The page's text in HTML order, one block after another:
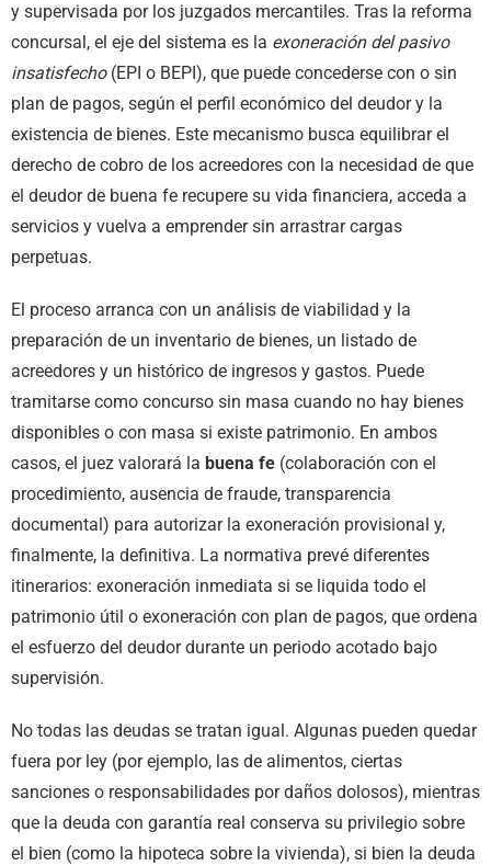
y supervisada por los juzgados mercantiles. Tras la reforma
concursal, el eje del sistema es la exoneración del pasivo
insatisfecho(EPI o BEPI), que puede concederse con o sin
plan de pagos, según el perfil económico del deudor y la
existencia de bienes. Este mecanismo busca equilibrar el
derecho de cobro de los acreedores con la necesidad de que
el deudor de buena fe recupere su vida financiera, acceda a
servicios y vuelva a emprender sin arrastrar cargas
perpetuas.
El proceso arranca con un análisis de viabilidad y la
preparación de un inventario de bienes, un listado de
acreedores y un histórico de ingresos y gastos. Puede
tramitarse como concurso sin masa cuando no hay bienes
disponibles o con masa si existe patrimonio. En ambos
casos, el juez valorará la buena fe (colaboración con el
procedimiento, ausencia de fraude, transparencia
documental) para autorizar la exoneración provisional y,
finalmente, la definitiva. La normativa prevé diferentes
itinerarios: exoneración inmediata si se liquida todo el
patrimonio útil o exoneración con plan de pagos, que ordena
el esfuerzo del deudor durante un periodo acotado bajo
supervisión.
No todas las deudas se tratan igual. Algunas pueden quedar
fuera por ley (por ejemplo, las de alimentos, ciertas
sanciones o responsabilidades por daños dolosos), mientras
que la deuda con garantía real conserva su privilegio sobre
el bien (como la hipoteca sobre la vivienda), si bien la deuda